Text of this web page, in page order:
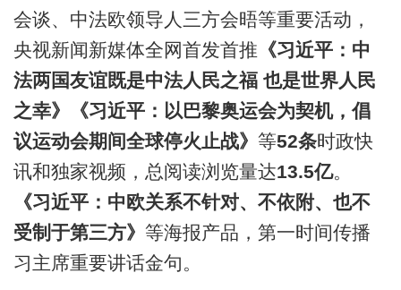
会谈、中法欧领导人三方会晤等重要活动，
央视新闻新媒体全网首发首推 《习近平：中
法两国友谊既是中法人民之福 也是世界人民
之幸》《习近平：以巴黎奥运会为契机，倡
议运动会期间全球停火止战》 等52条时政快
讯和独家视频，总阅读浏览量达13.5亿。
《习近平：中欧关系不针对、不依附、也不
受制于第三方》 等海报产品，第一时间传播
习主席重要讲话金句。